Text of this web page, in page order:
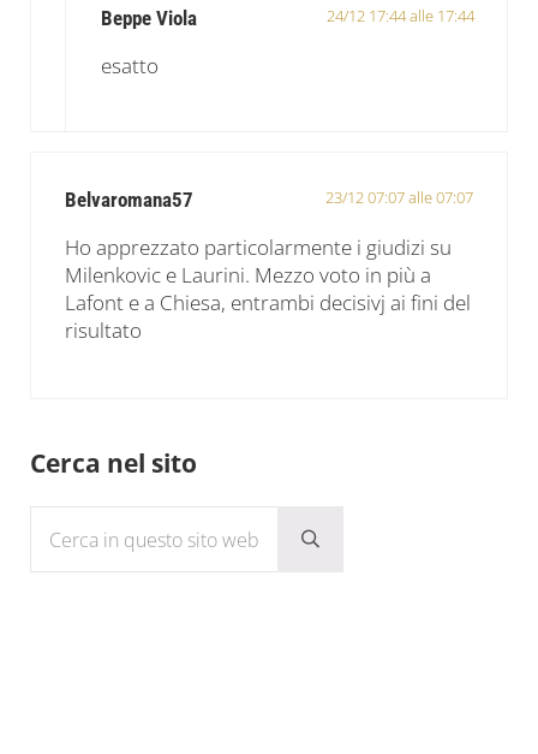
Beppe Viola 24/12 17:44 alle 17:44
esatto
Belvaromana57 23/12 07:07 alle 07:07
Ho apprezzato particolarmente i giudizi su
Milenkovic e Laurini. Mezzo voto in più a
Lafont e a Chiesa, entrambi decisivj ai fini del
risultato
Sidebar
Cerca nel sito
Submit search